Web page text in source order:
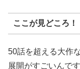
ここが見どころ！
50話を超える大作
展開がすごいんで